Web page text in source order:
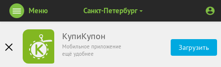
КупиКупон
Мобильное приложение
ещё удобнее
Загрузить
Меню Санкт-Петербург